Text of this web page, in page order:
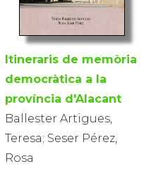
Itineraris de memòria
democràtica a la
província d'Alacant
Ballester Artigues,
Teresa; Seser Pérez,
Rosa